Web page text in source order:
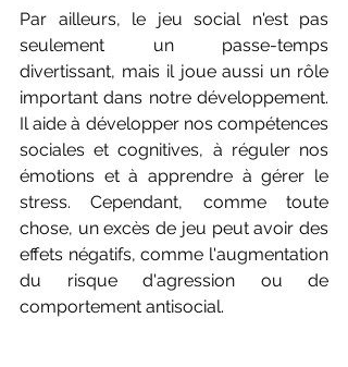
Par ailleurs, le jeu social n'est pas
seulement un passe-temps
divertissant, mais il joue aussi un rôle
important dans notre développement.
Il aide à développer nos compétences
sociales et cognitives, à réguler nos
émotions et à apprendre à gérer le
stress. Cependant, comme toute
chose, un excès de jeu peut avoir des
effets négatifs, comme l'augmentation
du risque d'agression ou de
comportement antisocial.